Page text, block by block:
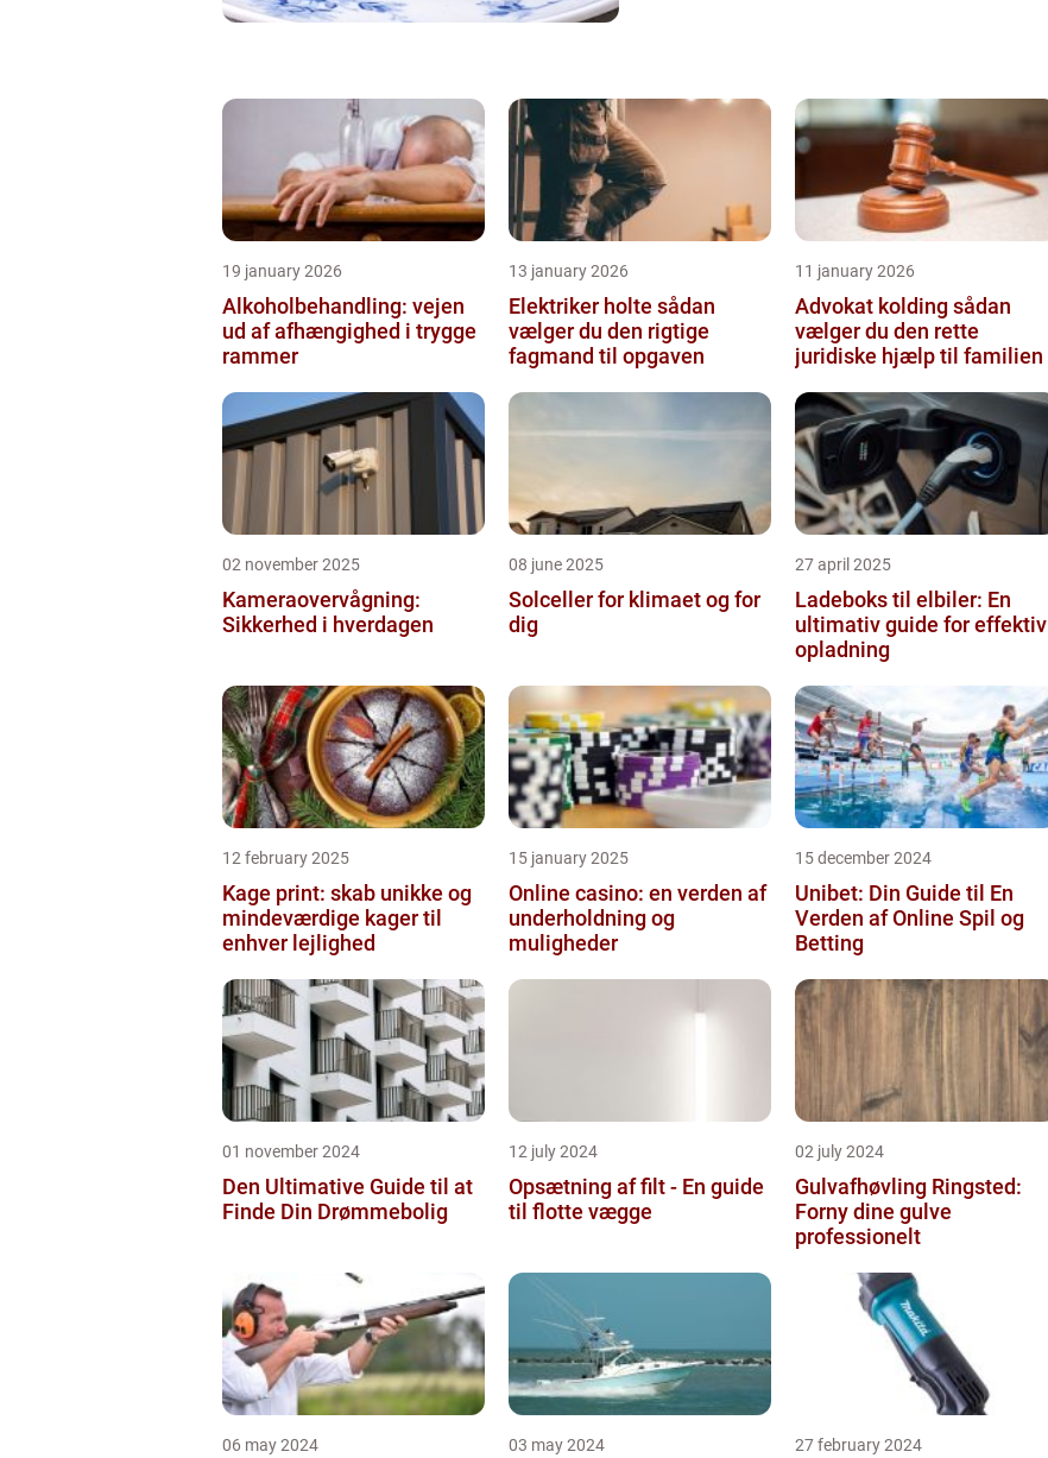
19 january 2026
Alkoholbehandling: vejen
ud af afhængighed i trygge
rammer
13 january 2026
Elektriker holte sådan
vælger du den rigtige
fagmand til opgaven
11 january 2026
Advokat kolding sådan
vælger du den rette
juridiske hjælp til familien
02 november 2025
Kameraovervågning:
Sikkerhed i hverdagen
08 june 2025
Solceller for klimaet og for
dig
27 april 2025
Ladeboks til elbiler: En
ultimativ guide for effektiv
opladning
12 february 2025
Kage print: skab unikke og
mindeværdige kager til
enhver lejlighed
15 january 2025
Online casino: en verden af
underholdning og
muligheder
15 december 2024
Unibet: Din Guide til En
Verden af Online Spil og
Betting
01 november 2024
Den Ultimative Guide til at
Finde Din Drømmebolig
12 july 2024
Opsætning af filt - En guide
til flotte vægge
02 july 2024
Gulvafhøvling Ringsted:
Forny dine gulve
professionelt
06 may 2024 03 may 2024 27 february 2024